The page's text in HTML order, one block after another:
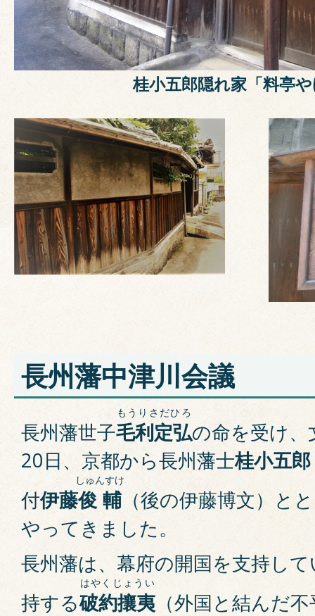
桂小五郎隠れ家「料亭
長州藩中津川会議
長州藩世子毛利定弘
もうりさだひろ
の命を受け
20日、京都から長州藩士桂小五郎
付伊藤俊輔
しゅんすけ
（後の伊藤博文）と
やってきました。
長州藩は、幕府の開国を支持し
持する破約攘夷
はやくじょうい
（外国と結んだ